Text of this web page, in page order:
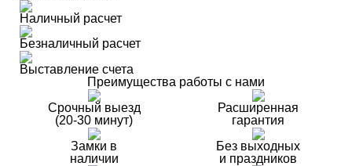
Наличный расчет
Безналичный расчет
Выставление счета
Преимущества работы с нами
Срочный выезд
(20-30 минут)
Расширенная
гарантия
Замки в
наличии
Без выходных
и праздников